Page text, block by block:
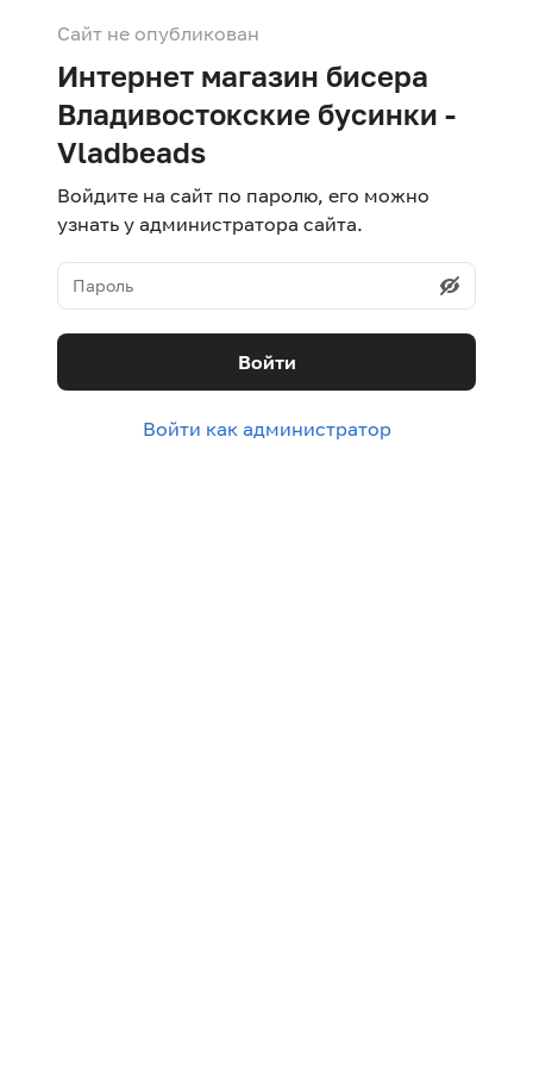
Сайт не опубликован
Интернет магазин бисера
Владивостокские бусинки -
Vladbeads
Войдите на сайт по паролю, его можно
узнать у администратора сайта.
Войти
Войти как администратор